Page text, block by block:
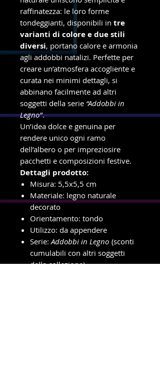
raffinatezza: le loro forme
tondeggianti, disponibili in tre
varianti di colore e due stili
diversi, portano calore e armonia
agli addobbi natalizi. Perfette per
creare un’atmosfera accogliente e
curata nei minimi dettagli, si
abbinano facilmente ad altri
soggetti della serie “Addobbi in
Legno”.
Un’idea dolce e genuina per
rendere unico ogni ramo
dell’albero o per impreziosire
pacchetti e composizioni festive.
Dettagli prodotto:
Misura: 5,5x5,5 cm
Materiale: legno naturale
decorato
Orientamento: tondo
Utilizzo: da appendere
Serie: Addobbi in Legno (sconti
cumulabili con altri soggetti
della collezione)